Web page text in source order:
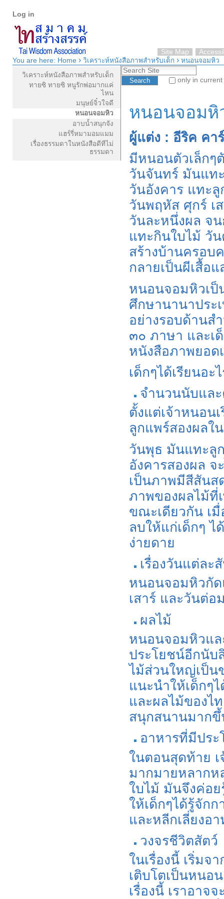
content.
Skip
to
Site Map
tools
Log in
You are here: Home › วิเคราะห์หนังสือภาพสำหรับเด็ก › หนอนจอมหิว
Search Site
only in current
หนอนจอมหิ
ผู้แต่ง : อีริค คา
มีหนอนตัวเล็กๆ
วันจันทร์ มันแท
วันอังคาร แทะ
วันพฤหัส ศุกร์ เ
วันละหนึ่งผล จ
แทะกินใบไม้ วั
สร้างบ้านครอบ
กลายเป็นผีเสื้อ
หนอนจอมหิวเป็
ศึกษานานาประ
อย่างรอบด้านส
๓๐ ภาษา และเ
หนังสือภาพยอด
เด็กๆได้เรียนอ
จำนวนนับแล
ตั้งแต่เจ้าหนอน
ลูกแพร์สองผลใ
วันพุธ มันแทะลู
อังคารสองผล
เป็นภาพมีสีสันส
ภาพของผลไม้ที่
ขณะเดียวกัน เมื่
ลบให้แก่เด็กๆ ไ
ง่ายดาย
เรื่องวันแต่ละ
หนอนจอมหิวกัด
เสาร์ และวันต่อ
ผลไม้
หนอนจอมหิวแ
ประโยชน์อีกนับ
ไม้ส่วนใหญ่เป็น
แนะนำให้เด็กๆ
และผลไม้ของไ
สนุกสนานมาก
อาหารที่มีปร
ในตอนสุดท้าย
มากมายหลากห
ใบไม้ มันจึงค่อ
ให้เด็กๆได้รู้จัก
และหลีกเลี่ยงอ
วงจรชีวิตสัตว์
ในเรื่องนี้ เริ่มจ
เติบโตเป็นหนอ
เรื่องนี้ เราอาจ
วิเคราะห์หนังสือภาพสำหรับเด็ก
ทายซิ ทายซิ หนูรักพ่อมากแค่
ไหน
มนุษย์จิ๋วใจดี
หนอนจอมหิว
อาบน้ำสนุกจัง
แฮร์รี่หมามอมแมม
เรื่องธรรมดาในหนังสือดีทีไม่
ธรรมดา